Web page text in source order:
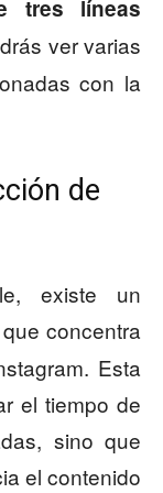
tres líneas
ver varias
con la
de
existe un
concentra
Esta
el tiempo de
sino que
el contenido